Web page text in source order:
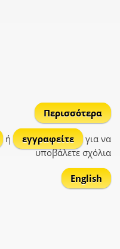
Περισσότερα
ή εγγραφείτε
για να
υποβάλετε σχόλια
English